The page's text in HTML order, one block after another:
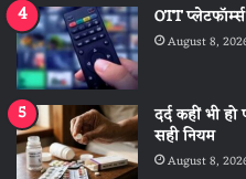
OTT
August 8,
दर्द कहीं भी
सही नियम
August 8,